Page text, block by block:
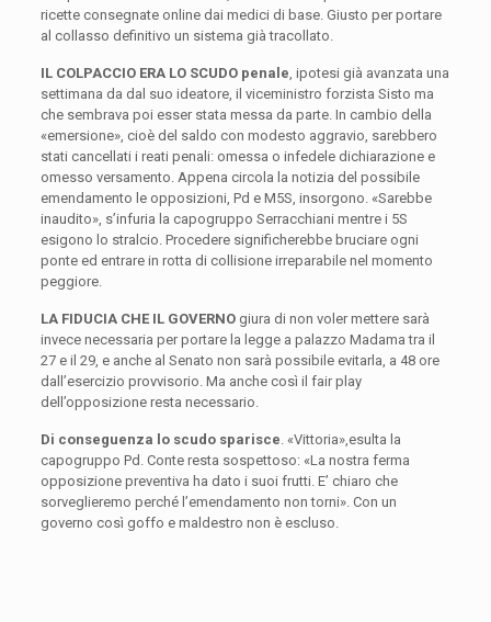
ricette consegnate online dai medici di base. Giusto per portare
al collasso definitivo un sistema già tracollato.
IL COLPACCIO ERA LO SCUDO penale , ipotesi già avanzata una
settimana da dal suo ideatore, il viceministro forzista Sisto ma
che sembrava poi esser stata messa da parte. In cambio della
«emersione», cioè del saldo con modesto aggravio, sarebbero
stati cancellati i reati penali: omessa o infedele dichiarazione e
omesso versamento. Appena circola la notizia del possibile
emendamento le opposizioni, Pd e M5S, insorgono. «Sarebbe
inaudito», s’infuria la capogruppo Serracchiani mentre i 5S
esigono lo stralcio. Procedere significherebbe bruciare ogni
ponte ed entrare in rotta di collisione irreparabile nel momento
peggiore.
LA FIDUCIA CHE IL GOVERNOgiura di non voler mettere sarà
invece necessaria per portare la legge a palazzo Madama tra il
27 e il 29, e anche al Senato non sarà possibile evitarla, a 48 ore
dall’esercizio provvisorio. Ma anche così il fair play
dell’opposizione resta necessario.
Di conseguenza lo scudo sparisce . «Vittoria»,esulta la
capogruppo Pd. Conte resta sospettoso: «La nostra ferma
opposizione preventiva ha dato i suoi frutti. E’ chiaro che
sorveglieremo perché l’emendamento non torni». Con un
governo così goffo e maldestro non è escluso.